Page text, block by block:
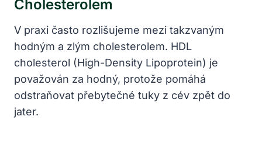
Cholesterolem
V praxi často rozlišujeme mezi takzvaným
hodným a zlým cholesterolem. HDL
cholesterol (High-Density Lipoprotein) je
považován za hodný, protože pomáhá
odstraňovat přebytečné tuky z cév zpět do
jater.